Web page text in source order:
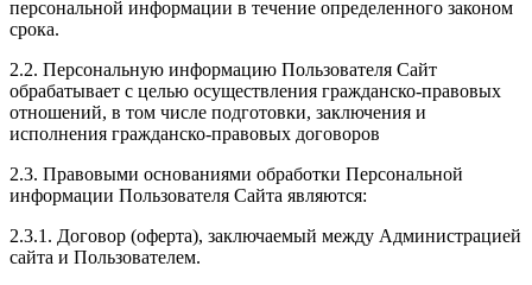
персональной информации в течение определенного законом
срока.
2.2. Персональную информацию Пользователя Сайт
обрабатывает с целью осуществления гражданско-правовых
отношений, в том числе подготовки, заключения и
исполнения гражданско-правовых договоров
2.3. Правовыми основаниями обработки Персональной
информации Пользователя Сайта являются:
2.3.1. Договор (оферта), заключаемый между Администрацией
сайта и Пользователем.